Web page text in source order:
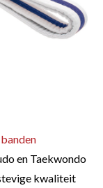
en Taekwondo
kwaliteit